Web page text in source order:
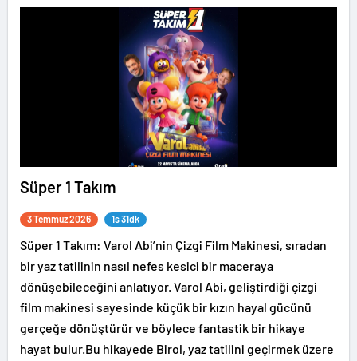
Süper 1 Takım
3 Temmuz 2026 1s 31dk
Süper 1 Takım: Varol Abi’nin Çizgi Film Makinesi, sıradan
bir yaz tatilinin nasıl nefes kesici bir maceraya
dönüşebileceğini anlatıyor. Varol Abi, geliştirdiği çizgi
film makinesi sayesinde küçük bir kızın hayal gücünü
gerçeğe dönüştürür ve böylece fantastik bir hikaye
hayat bulur.Bu hikayede Birol, yaz tatilini geçirmek üzere